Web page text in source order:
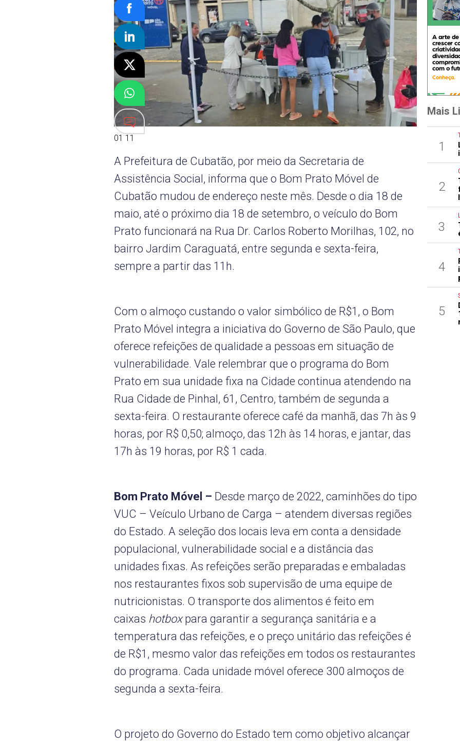
01 11
A Prefeitura de Cubatão, por meio da Secretaria de
Assistência Social, informa que o Bom Prato Móvel de
Cubatão mudou de endereço neste mês. Desde o dia 18 de
maio, até o próximo dia 18 de setembro, o veículo do Bom
Prato funcionará na Rua Dr. Carlos Roberto Morilhas, 102, no
bairro Jardim Caraguatá, entre segunda e sexta-feira,
sempre a partir das 11h.
Com o almoço custando o valor simbólico de R$1, o Bom
Prato Móvel integra a iniciativa do Governo de São Paulo, que
oferece refeições de qualidade a pessoas em situação de
vulnerabilidade. Vale relembrar que o programa do Bom
Prato em sua unidade fixa na Cidade continua atendendo na
Rua Cidade de Pinhal, 61, Centro, também de segunda a
sexta-feira. O restaurante oferece café da manhã, das 7h às 9
horas, por R$ 0,50; almoço, das 12h às 14 horas, e jantar, das
17h às 19 horas, por R$ 1 cada.
Bom Prato Móvel – Desde março de 2022, caminhões do tipo
VUC – Veículo Urbano de Carga – atendem diversas regiões
do Estado. A seleção dos locais leva em conta a densidade
populacional, vulnerabilidade social e a distância das
unidades fixas. As refeições serão preparadas e embaladas
nos restaurantes fixos sob supervisão de uma equipe de
nutricionistas. O transporte dos alimentos é feito em
caixas hotboxpara garantir a segurança sanitária e a
temperatura das refeições, e o preço unitário das refeições é
de R$1, mesmo valor das refeições em todos os restaurantes
do programa. Cada unidade móvel oferece 300 almoços de
segunda a sexta-feira.
O projeto do Governo do Estado tem como objetivo alcançar
Mais
1
2
3
4
5